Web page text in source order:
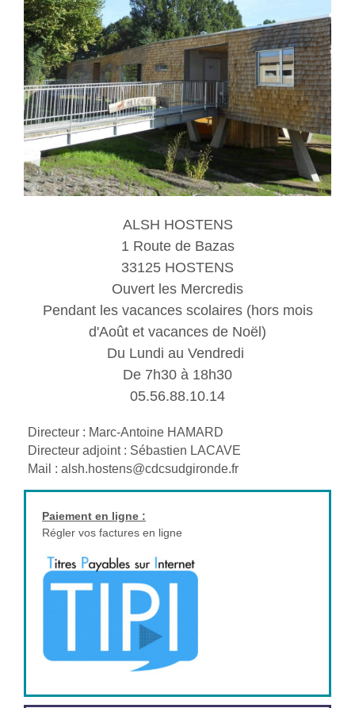
ALSH HOSTENS
1 Route de Bazas
33125 HOSTENS
Ouvert les Mercredis
Pendant les vacances scolaires (hors mois
d'Août et vacances de Noël)
Du Lundi au Vendredi
De 7h30 à 18h30
05.56.88.10.14
Directeur : Marc-Antoine HAMARD
Directeur adjoint : Sébastien LACAVE
Mail : alsh.hostens@cdcsudgironde.fr
Paiement en ligne :
Régler vos factures en ligne